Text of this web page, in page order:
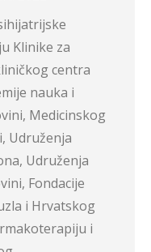
Klinike za
centra
nauka i
Medicinskog
Udruženja
Udruženja
Fondacije
i Hrvatskog
i